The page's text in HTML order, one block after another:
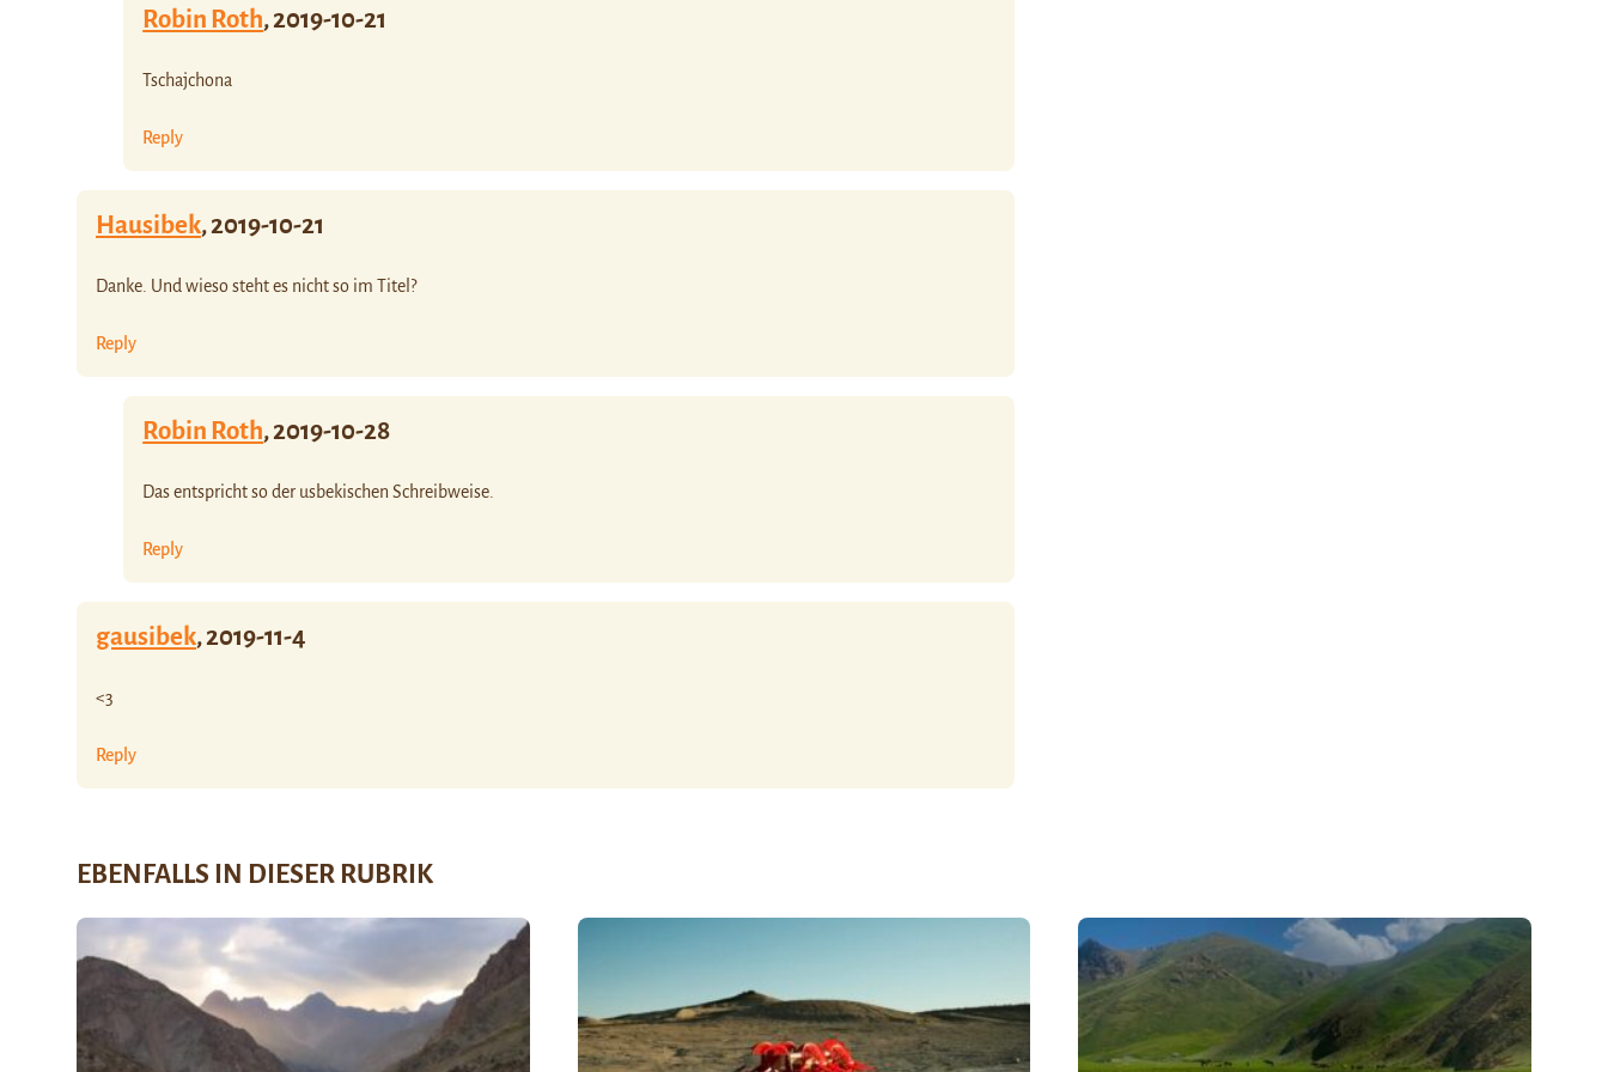
Robin Roth,2019-10-21
Tschajchona
Reply
Hausibek,2019-10-21
Danke. Und wieso steht es nicht so im Titel?
Reply
Robin Roth,2019-10-28
Das entspricht so der usbekischen Schreibweise.
Reply
gausibek,2019-11-4
<3
Reply
EBENFALLS IN DIESER RUBRIK